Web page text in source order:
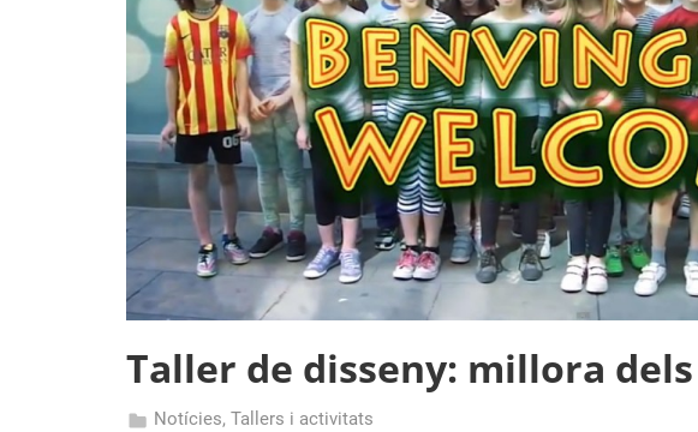
Taller de disseny: millora dels
Notícies, Tallers i activitats